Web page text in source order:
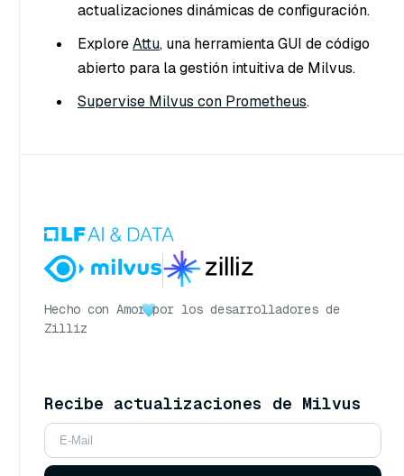
actualizaciones dinámicas de configuración.
ExploreAttu, una herramienta GUI de código
abierto para la gestión intuitiva de Milvus.
Supervise Milvus con Prometheus.
Hecho con Amor por los desarrolladores de
Zilliz
Recibe actualizaciones de Milvus